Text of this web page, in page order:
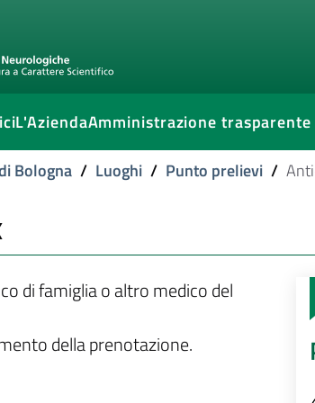
L'AziendaAmministrazione trasparente
Bologna / Luoghi / Punto prelievi /
di famiglia o altro medico del
della prenotazione.